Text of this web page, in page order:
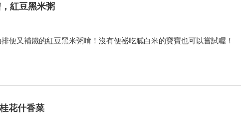
紅豆黑米粥
便又補鐵的紅豆黑米粥唷！沒有便祕吃膩白米的寶寶也可以嘗試喔！
花什香菜